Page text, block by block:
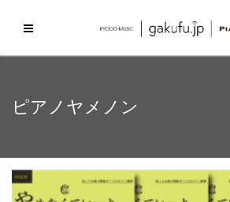
ピアノヤメノン